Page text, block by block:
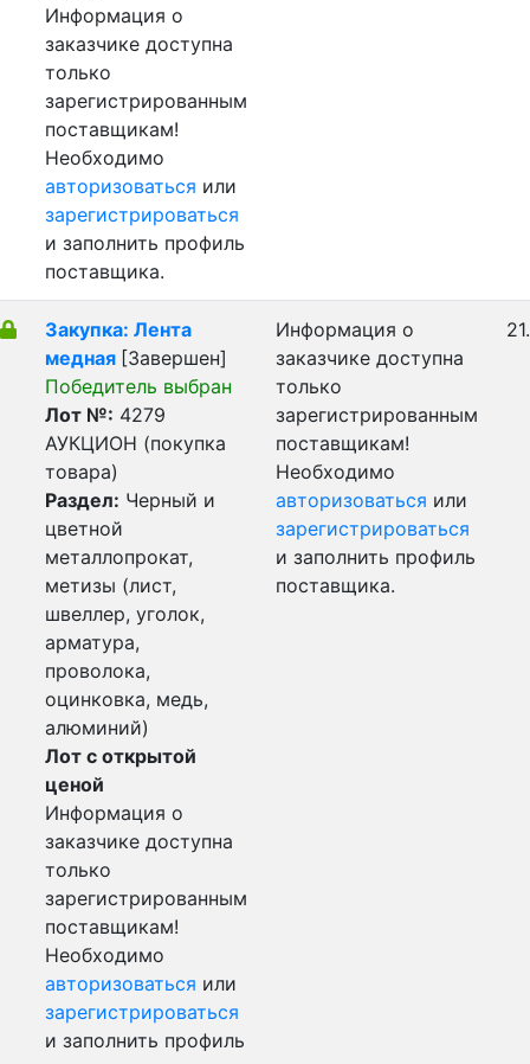
Информация о
заказчике доступна
только
зарегистрированным
поставщикам!
Необходимо
авторизоваться или
зарегистрироваться
и заполнить профиль
поставщика.
Закупка: Лента
медная [Завершен]
Победитель выбран
Лот №: 4279
АУКЦИОН (покупка
товара)
Раздел: Черный и
цветной
металлопрокат,
метизы (лист,
швеллер, уголок,
арматура,
проволока,
оцинковка, медь,
алюминий)
Лот с открытой
ценой
Информация о
заказчике доступна
только
зарегистрированным
поставщикам!
Необходимо
авторизоваться или
зарегистрироваться
и заполнить профиль
Информация о
заказчике доступна
только
зарегистрированным
поставщикам!
Необходимо
авторизоваться или
зарегистрироваться
и заполнить профиль
поставщика.